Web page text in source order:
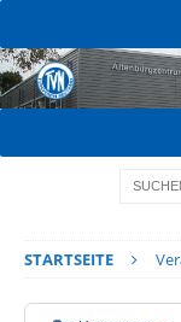
STARTSEITE